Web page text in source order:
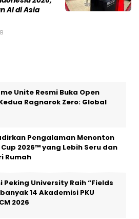
AI di Asia
Unite Resmi Buka Open
Ragnarok Zero: Global
Pengalaman Menonton
Cup 2026™ yang Lebih Seru dan
Rumah
Peking University Raih “Fields
14 Akademisi PKU
2026